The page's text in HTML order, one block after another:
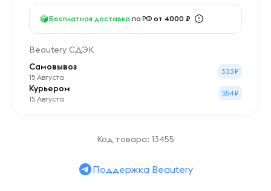
Бесплатная доставка по РФ от 4000 ₽
Beautery СДЭК
Самовывоз
15 Августа
333₽
Курьером
15 Августа
554₽
Код товара: 13455
Поддержка Beautery